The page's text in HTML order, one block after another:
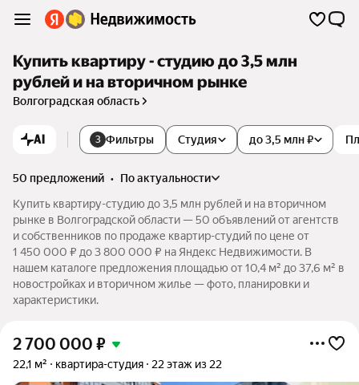
Купить квартиру - студию до 3,5 млн
рублей и на вторичном рынке
Волгоградская область
AI 3 Фильтры Студия до 3,5 млн ₽
50 предложений •
по актуальности
Купить квартиру-студию до 3,5 млн рублей и на вторичном
рынке в Волгоградской области — 50 объявлений от агентств
и собственников по продаже квартир-студий по цене от
1 450 000 ₽ до 3 800 000 ₽ на Яндекс Недвижимости. В
нашем каталоге предложения площадью от 10,4 м² до 37,6 м² в
новостройках и вторичном жилье — фото, планировки и
характеристики.
2 700 000 ₽
22,1 м² квартира-студия 22 этаж из 22